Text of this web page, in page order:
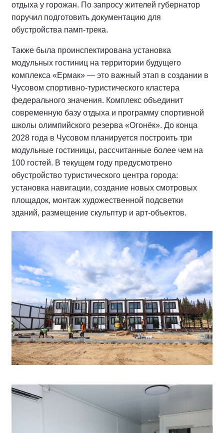
отдыха у горожан. По запросу жителей губернатор
поручил подготовить документацию для
обустройства памп-трека.
Также была проинспектирована установка
модульных гостиниц на территории будущего
комплекса «Ермак» — это важный этап в создании в
Чусовом спортивно-туристического кластера
федерального значения. Комплекс объединит
современную базу отдыха и программу спортивной
школы олимпийского резерва «Огонёк». До конца
2028 года в Чусовом планируется построить три
модульные гостиницы, рассчитанные более чем на
100 гостей. В текущем году предусмотрено
обустройство туристического центра города:
установка навигации, создание новых смотровых
площадок, монтаж художественной подсветки
зданий, размещение скульптур и арт-объектов.